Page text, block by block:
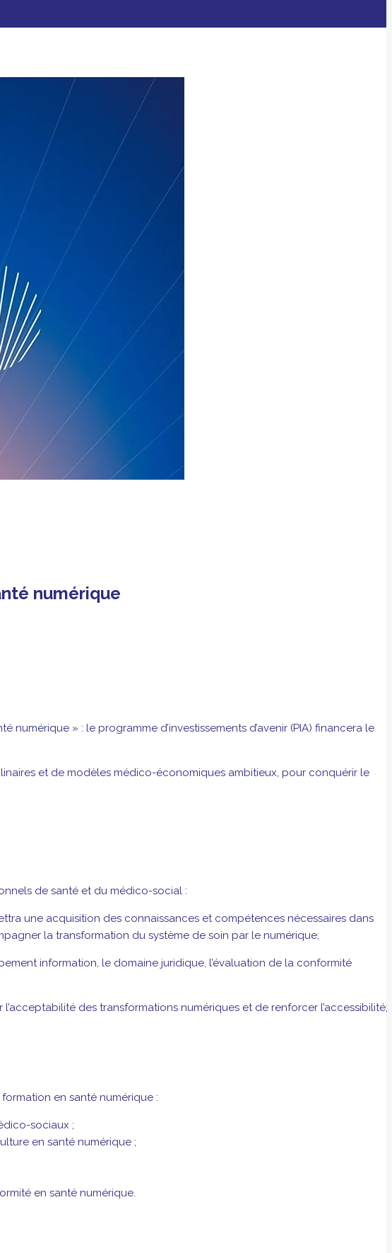
numérique
» : le programme d’investissements d’avenir (PIA) financera le
et de modèles médico-économiques ambitieux, pour conquérir le
de santé et du médico-social :
une acquisition des connaissances et compétences nécessaires dans
la transformation du système de soin par le numérique;
information, le domaine juridique, l’évaluation de la conformité
des transformations numériques et de renforcer l’accessibilité;
en santé numérique :
sociaux ;
en santé numérique ;
en santé numérique.